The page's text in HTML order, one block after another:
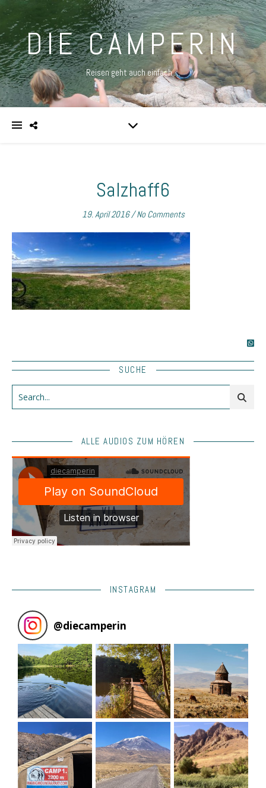
DIE CAMPERIN
Reisen geht auch einfach …
Salzhaff6
19. April 2016/ No Comments
SUCHE
ALLE AUDIOS ZUM HÖREN
INSTAGRAM
@diecamperin